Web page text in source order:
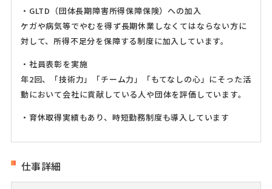
・GLTD（団体長期障害所得保障保険）への加入
ケガや病気等でやむを得ず長期休業しなくてはならない方に
対して、所得不足分を保障する制度に加入しています。
・社員表彰を実施
年2回、「技術力」「チーム力」「もてなしの心」にそった活
動において会社に貢献している人や団体を評価しています。
・育休取得実績もあり、時短勤務制度も導入しています
仕事詳細